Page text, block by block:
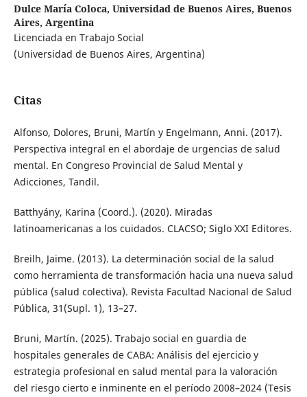
Dulce María Coloca, Universidad de Buenos Aires, Buenos
Aires, Argentina
Licenciada en Trabajo Social
(Universidad de Buenos Aires, Argentina)
Citas
Alfonso, Dolores, Bruni, Martín y Engelmann, Anni. (2017).
Perspectiva integral en el abordaje de urgencias de salud
mental. En Congreso Provincial de Salud Mental y
Adicciones, Tandil.
Batthyány, Karina (Coord.). (2020). Miradas
latinoamericanas a los cuidados. CLACSO; Siglo XXI Editores.
Breilh, Jaime. (2013). La determinación social de la salud
como herramienta de transformación hacia una nueva salud
pública (salud colectiva). Revista Facultad Nacional de Salud
Pública, 31(Supl. 1), 13–27.
Bruni, Martín. (2025). Trabajo social en guardia de
hospitales generales de CABA: Análisis del ejercicio y
estrategia profesional en salud mental para la valoración
del riesgo cierto e inminente en el período 2008–2024 (Tesis